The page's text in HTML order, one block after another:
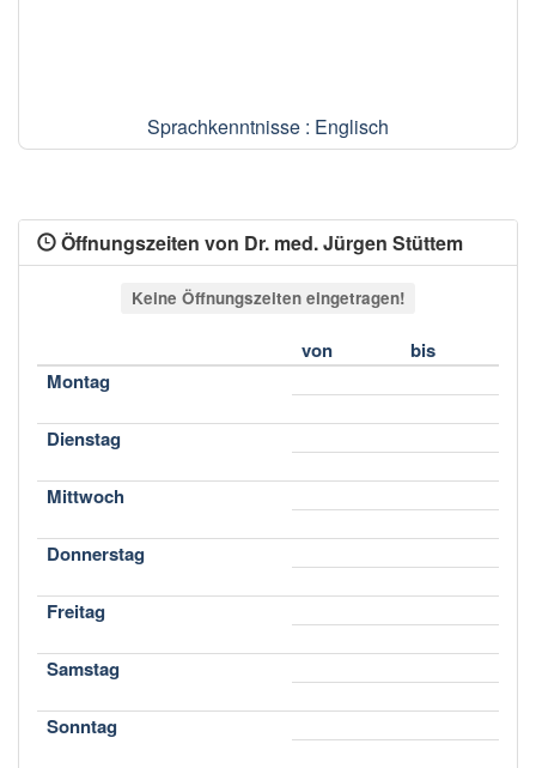
Sprachkenntnisse : Englisch
Öffnungszeiten von Dr. med. Jürgen Stüttem
Keine Öffnungszeiten eingetragen!
von
bis
Montag
Dienstag
Mittwoch
Donnerstag
Freitag
Samstag
Sonntag